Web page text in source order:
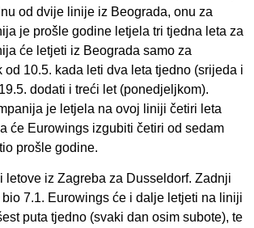
od dvije linije iz Beograda, onu za
je prošle godine letjela tri tjedna leta za
će letjeti iz Beograda samo za
od 10.5. kada leti dva leta tjedno (srijeda i
dodati i treći let (ponedjeljkom).
je letjela na ovoj liniji četiri leta
će Eurowings izgubiti četiri od sedam
prošle godine.
letove iz Zagreba za Dusseldorf. Zadnji
7.1. Eurowings će i dalje letjeti na liniji
puta tjedno (svaki dan osim subote), te